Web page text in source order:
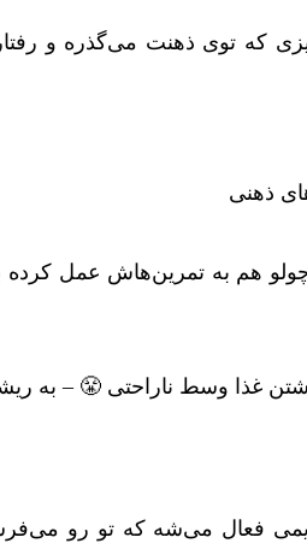
که توی ذهنت می‌گذره و
هم به تمرین‌هاش عمل کرده
غذا وسط ناراحتی 😤 –
فعال می‌شه که تو رو